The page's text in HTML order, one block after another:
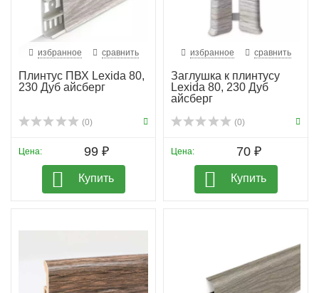
избранное сравнить
Плинтус ПВХ Lexida 80,
230 Дуб айсберг
(0)
Цена: 99 ₽
Купить
избранное сравнить
Заглушка к плинтусу
Lexida 80, 230 Дуб
айсберг
(0)
Цена: 70 ₽
Купить